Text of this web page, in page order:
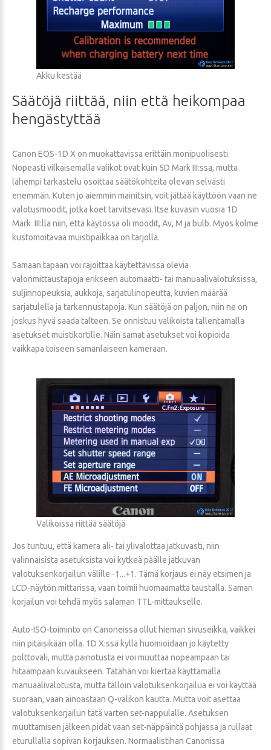
Akku kestää
Säätöjä riittää, niin että heikompaa
hengästyttää
Canon EOS-1D X on muokattavissa erittäin monipuolisesti.
Nopeasti vilkaisemalla valikot ovat kuin 5D Mark III:ssa, mutta
lähempi tarkastelu osoittaa säätökohteita olevan selvästi
enemmän. Kuten jo aiemmin mainitsin, voit jättää käyttöön vaan ne
valotusmoodit, jotka koet tarvitsevasi. Itse kuvasin vuosia 1D
Mark III:lla niin, että käytössä oli moodit, Av, M ja bulb. Myös kolme
kustomoitavaa muistipaikkaa on tarjolla.
Samaan tapaan voi rajoittaa käytettävissä olevia
valonmittaustapoja erikseen automaatti- tai manuaalivalotuksissa,
suljinnopeuksia, aukkoja, sarjatulinopeutta, kuvien määrää
sarjatulella ja tarkennustapoja. Kun säätöjä on paljon, niin ne on
joskus hyvä saada talteen. Se onnistuu valikoista tallentamalla
asetukset muistikortille. Näin samat asetukset voi kopioida
vaikkapa toiseen samanlaiseen kameraan.
Valikoissa riittää säätöjä
Jos tuntuu, että kamera ali- tai ylivalottaa jatkuvasti, niin
valinnaisista asetuksista voi kytkeä päälle jatkuvan
valotuksenkorjailun välille -1...+1. Tämä korjaus ei näy etsimen ja
LCD-näytön mittarissa, vaan toimii huomaamatta taustalla. Saman
korjailun voi tehdä myös salaman TTL-mittaukselle.
Auto-ISO-toiminto on Canoneissa ollut hieman sivuseikka, vaikkei
niin pitäisikään olla. 1D X:ssä kyllä huomioidaan jo käytetty
polttoväli, mutta painotusta ei voi muuttaa nopeampaan tai
hitaampaan kuvaukseen. Tätähän voi kiertää käyttämällä
manuaalivalotusta, mutta tällöin valotuksenkorjailua ei voi käyttää
suoraan, vaan ainoastaan Q-valikon kautta. Mutta voit asettaa
valotuksenkorjailun tätä varten set-nappulalle. Asetuksen
muuttamisen jälkeen pidät vaan set-näppäintä pohjassa ja rullaat
eturullalla sopivan korjauksen. Normaalistihan Canonissa